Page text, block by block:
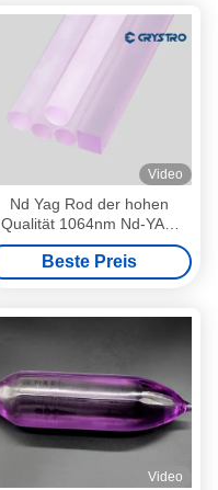
Video
Nd Yag Rod der hohen
Qualität 1064nm Nd-YAG
Laser-Rod
Beste Preis
Video